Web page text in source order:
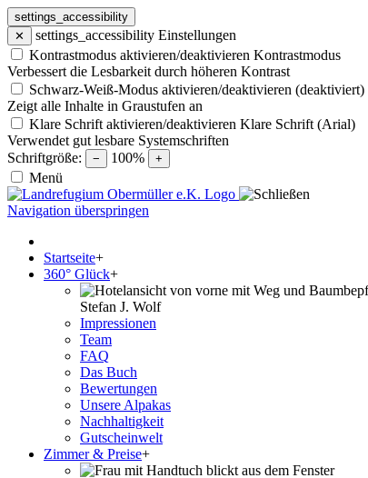
settings_accessibility
✕
settings_accessibility Einstellungen
Kontrastmodus aktivieren/deaktivieren Kontrastmodus
Verbessert die Lesbarkeit durch höheren Kontrast
Schwarz-Weiß-Modus aktivieren/deaktivieren (deaktiviert)
Zeigt alle Inhalte in Graustufen an
Klare Schrift aktivieren/deaktivieren Klare Schrift (Arial)
Verwendet gut lesbare Systemschriften
Schriftgröße:
− 100% +
Menü
Navigation überspringen
Startseite+
360° Glück+
Stefan J. Wolf
Impressionen
Team
FAQ
Das Buch
Bewertungen
Unsere Alpakas
Nachhaltigkeit
Gutscheinwelt
Zimmer & Preise+